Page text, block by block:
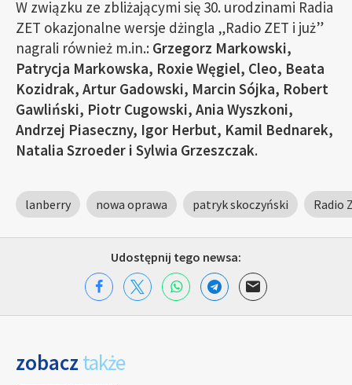
W związku ze zbliżającymi się 30. urodzinami Radia
ZET okazjonalne wersje dżingla „Radio ZET i już”
nagrali również m.in.: Grzegorz Markowski,
Patrycja Markowska, Roxie Węgiel, Cleo, Beata
Kozidrak, Artur Gadowski, Marcin Sójka, Robert
Gawliński, Piotr Cugowski, Ania Wyszkoni,
Andrzej Piaseczny, Igor Herbut, Kamil Bednarek,
Natalia Szroeder i Sylwia Grzeszczak.
lanberry nowa oprawa patryk skoczyński Radio
Udostępnij tego newsa:
zobacz także